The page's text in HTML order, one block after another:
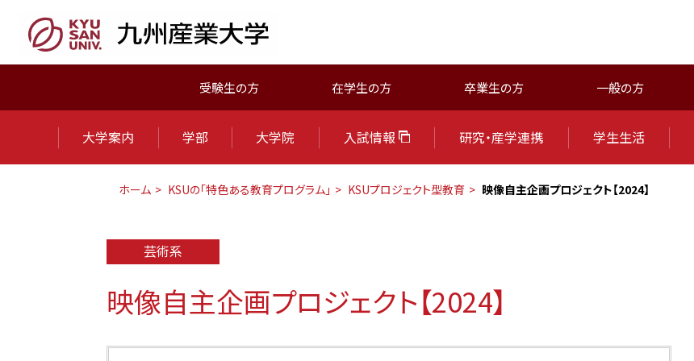
受験生の方 在学生の方 卒業生の方 一般の方
大学案内 学部 大学院 入試情報 研究・産学連携 学生生活
ホーム KSUの「特色ある教育プログラム」 KSUプロジェクト型教育 映像自主企画プロジェクト【2024】
芸術系
映像自主企画プロジェクト【2024】